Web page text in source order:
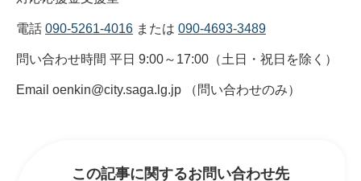
電話 090-5261-4016 または 090-4693-3489
問い合わせ時間 平日 9:00～17:00（土日・祝日を除く）
Email oenkin@city.saga.lg.jp （問い合わせのみ）
この記事に関するお問い合わせ先